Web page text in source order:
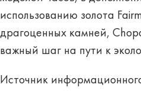
использованию золота
драгоценных камней,
важный шаг на пути к
Источник